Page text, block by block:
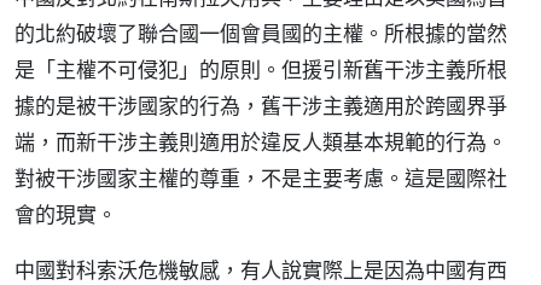
的北約破壞了聯合國一個會員國的主權。所根據的當然
是「主權不可侵犯」的原則。但援引新舊干涉主義所根
據的是被干涉國家的行為，舊干涉主義適用於跨國界爭
端，而新干涉主義則適用於違反人類基本規範的行為。
對被干涉國家主權的尊重，不是主要考慮。這是國際社
會的現實。
中國對科索沃危機敏感，有人說實際上是因為中國有西